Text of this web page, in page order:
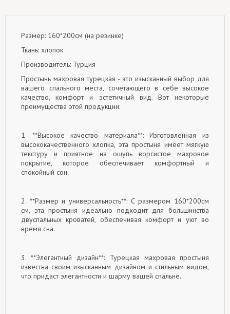
Размер: 160*200см (на резинке)
Ткань: хлопок
Производитель: Турция
Простынь махровая турецкая - это изысканный выбор для
вашего спального места, сочетающего в себе высокое
качество, комфорт и эстетичный вид. Вот некоторые
преимущества этой продукции:
1. **Высокое качество материала**: Изготовленная из
высококачественного хлопка, эта простыня имеет мягкую
текстуру и приятное на ощупь ворсистое махровое
покрытие, которое обеспечивает комфортный и
спокойный сон.
2. **Размер и универсальность**: С размером 160*200см
см, эта простыня идеально подходит для большинства
двуспальных кроватей, обеспечивая комфорт и уют во
время сна.
3. **Элегантный дизайн**: Турецкая махровая простыня
известна своим изысканным дизайном и стильным видом,
что придаст элегантности и шарму вашей спальне.